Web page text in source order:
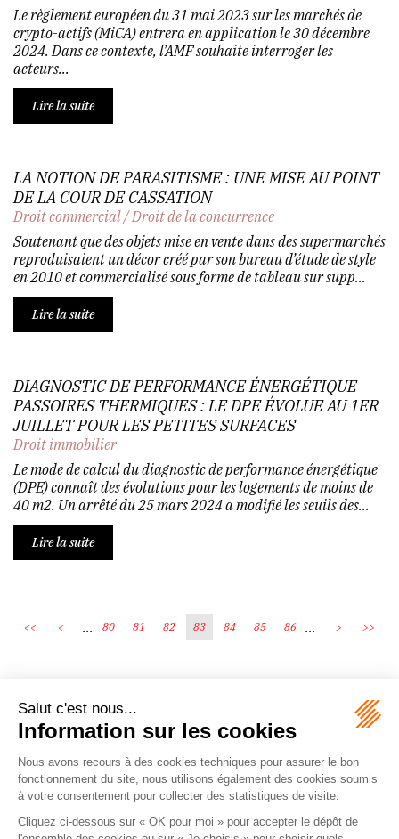
Le règlement européen du 31 mai 2023 sur les marchés de
crypto-actifs (MiCA) entrera en application le 30 décembre
2024. Dans ce contexte, l’AMF souhaite interroger les
acteurs...
Lire la suite
LA NOTION DE PARASITISME : UNE MISE AU POINT
DE LA COUR DE CASSATION
Droit commercial/Droit de la concurrence
Soutenant que des objets mise en vente dans des supermarchés
reproduisaient un décor créé par son bureau d’étude de style
en 2010 et commercialisé sous forme de tableau sur supp...
Lire la suite
DIAGNOSTIC DE PERFORMANCE ÉNERGÉTIQUE -
PASSOIRES THERMIQUES : LE DPE ÉVOLUE AU 1ER
JUILLET POUR LES PETITES SURFACES
Droit immobilier
Le mode de calcul du diagnostic de performance énergétique
(DPE) connaît des évolutions pour les logements de moins de
40 m2. Un arrêté du 25 mars 2024 a modifié les seuils des...
Lire la suite
<< < ... 80 81 82 83 84 85 86 ... > >>
Écosystème
Carrières
Honoraires